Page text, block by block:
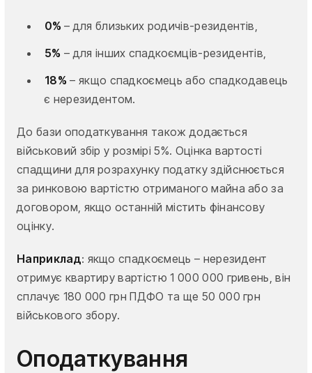
0% – для близьких родичів-резидентів,
5% – для інших спадкоємців-резидентів,
18% – якщо спадкоємець або спадкодавець
є нерезидентом.
До бази оподаткування також додається
військовий збір у розмірі 5%. Оцінка вартості
спадщини для розрахунку податку здійснюється
за ринковою вартістю отриманого майна або за
договором, якщо останній містить фінансову
оцінку.
Наприклад: якщо спадкоємець – нерезидент
отримує квартиру вартістю 1 000 000 гривень, він
сплачує 180 000 грн ПДФО та ще 50 000 грн
військового збору.
Оподаткування